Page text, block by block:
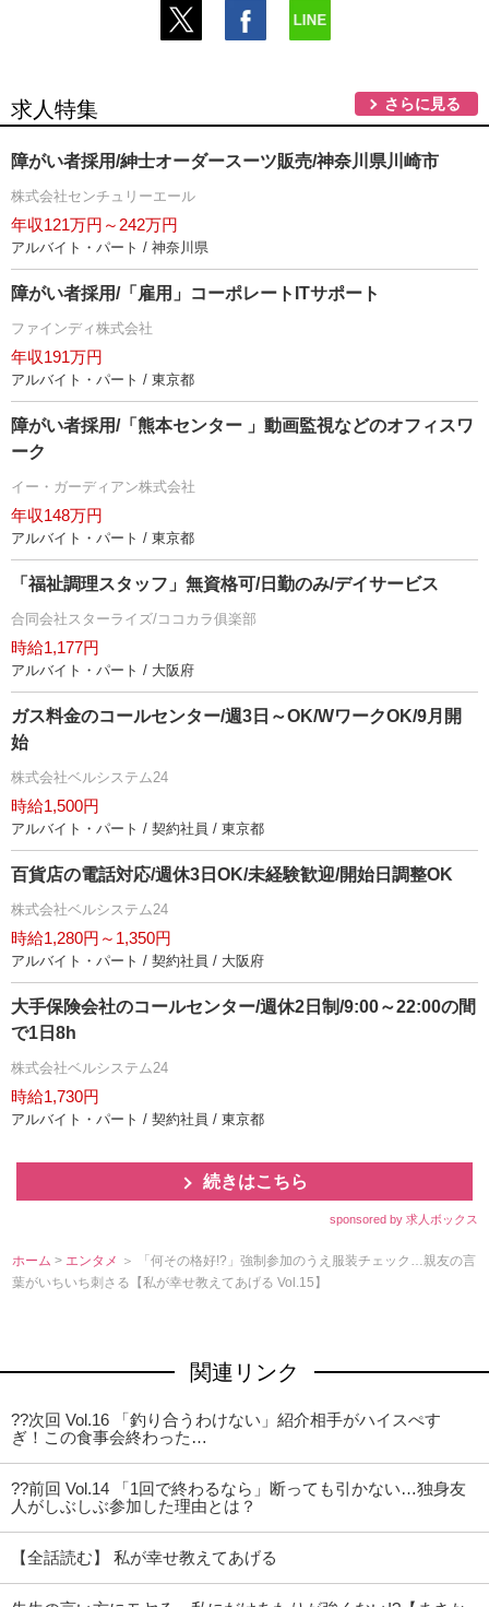
求人特集 さらに見る
障がい者採用/紳士オーダースーツ販売/神奈川県川崎市
株式会社センチュリーエール
年収121万円～242万円
アルバイト・パート / 神奈川県
障がい者採用/「雇用」コーポレートITサポート
ファインディ株式会社
年収191万円
アルバイト・パート / 東京都
障がい者採用/「熊本センター 」動画監視などのオフィスワ
ーク
イー・ガーディアン株式会社
年収148万円
アルバイト・パート / 東京都
「福祉調理スタッフ」無資格可/日勤のみ/デイサービス
合同会社スターライズ/ココカラ俱楽部
時給1,177円
アルバイト・パート / 大阪府
ガス料金のコールセンター/週3日～OK/WワークOK/9月開
始
株式会社ベルシステム24
時給1,500円
アルバイト・パート / 契約社員 / 東京都
百貨店の電話対応/週休3日OK/未経験歓迎/開始日調整OK
株式会社ベルシステム24
時給1,280円～1,350円
アルバイト・パート / 契約社員 / 大阪府
大手保険会社のコールセンター/週休2日制/9:00～22:00の間
で1日8h
株式会社ベルシステム24
時給1,730円
アルバイト・パート / 契約社員 / 東京都
続きはこちら
sponsored by 求人ボックス
ホーム > エンタメ ＞ 「何その格好!?」強制参加のうえ服装チェック…親友の言
葉がいちいち刺さる【私が幸せ教えてあげる Vol.15】
関連リンク
??次回 Vol.16 「釣り合うわけない」紹介相手がハイスぺす
ぎ！この食事会終わった…
??前回 Vol.14 「1回で終わるなら」断っても引かない…独身友
人がしぶしぶ参加した理由とは？
【全話読む】 私が幸せ教えてあげる